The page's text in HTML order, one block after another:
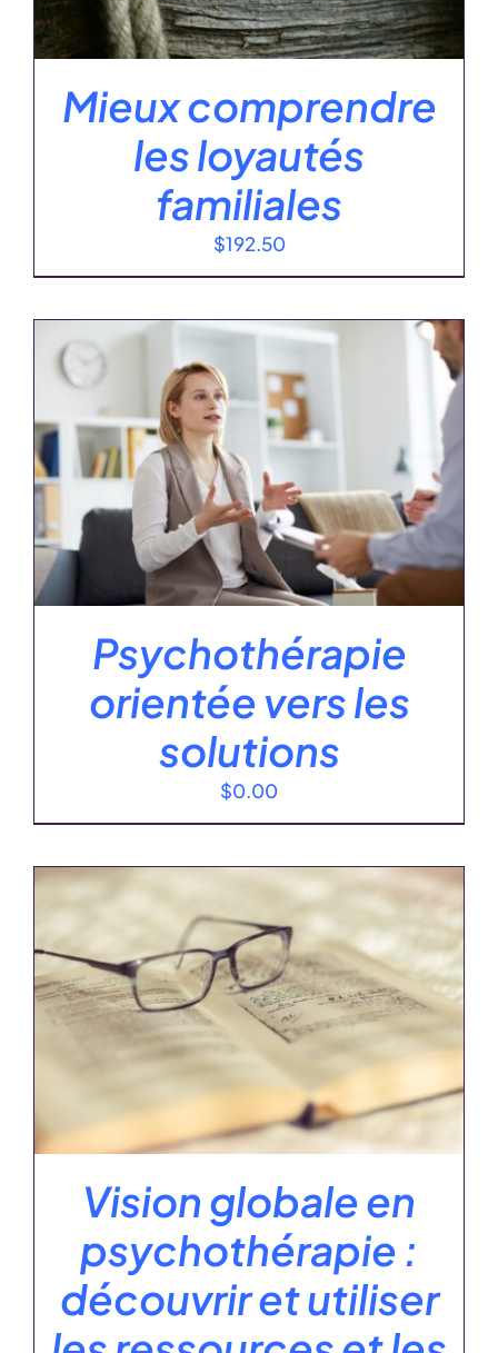
Mieux comprendre
les loyautés
familiales
$192.50
Psychothérapie
orientée vers les
solutions
$0.00
Vision globale en
psychothérapie :
découvrir et utiliser